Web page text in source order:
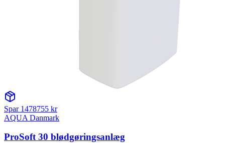
Spar 1478755 kr
AQUA Danmark
ProSoft 30 blødgøringsanlæg